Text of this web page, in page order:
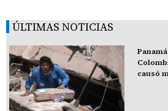
ÚLTIMAS NOTICIAS
causó